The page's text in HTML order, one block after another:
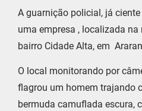
A guarnição policial, já
uma empresa , localizada na
bairro Cidade Alta, em
O local monitorando por
flagrou um homem trajando
bermuda camuflada escura,